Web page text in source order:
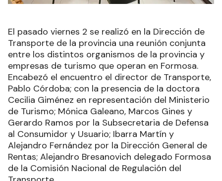
El pasado viernes 2 se realizó en la Dirección de
Transporte de la provincia una reunión conjunta
entre los distintos organismos de la provincia y
empresas de turismo que operan en Formosa.
Encabezó el encuentro el director de Transporte,
Pablo Córdoba; con la presencia de la doctora
Cecilia Giménez en representación del Ministerio
de Turismo; Mónica Galeano, Marcos Gines y
Gerardo Ramos por la Subsecretaria de Defensa
al Consumidor y Usuario; Ibarra Martín y
Alejandro Fernández por la Dirección General de
Rentas; Alejandro Bresanovich delegado Formosa
de la Comisión Nacional de Regulación del